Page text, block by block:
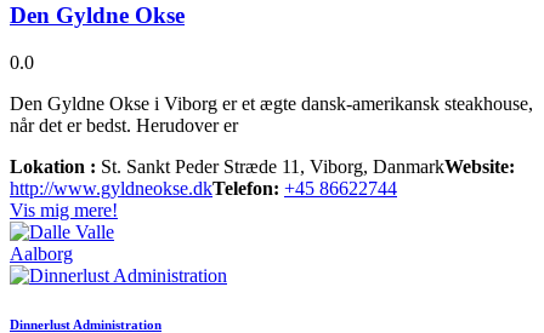
Den Gyldne Okse
0.0
Den Gyldne Okse i Viborg er et ægte dansk-amerikansk steakhouse,
når det er bedst. Herudover er
Lokation : St. Sankt Peder Stræde 11, Viborg, DanmarkWebsite:
http://www.gyldneokse.dkTelefon: +45 86622744
Vis mig mere!
Aalborg
Dinnerlust Administration